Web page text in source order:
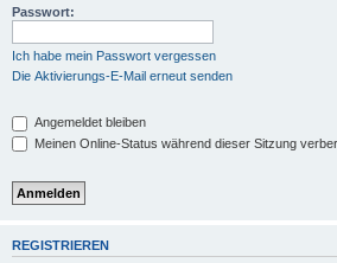
Passwort:
Ich habe mein Passwort vergessen
Die Aktivierungs-E-Mail erneut senden
Angemeldet bleiben
Meinen Online-Status während dieser Sitzung
REGISTRIEREN